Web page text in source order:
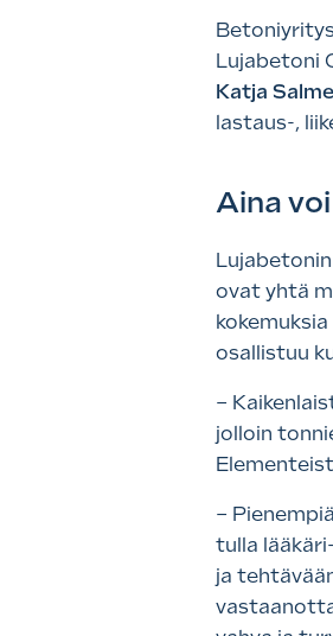
Lujabetoni
Katja
lastaus-,
Aina
ovat yhtä
osallistuu
–
jolloin
–
tulla
ja